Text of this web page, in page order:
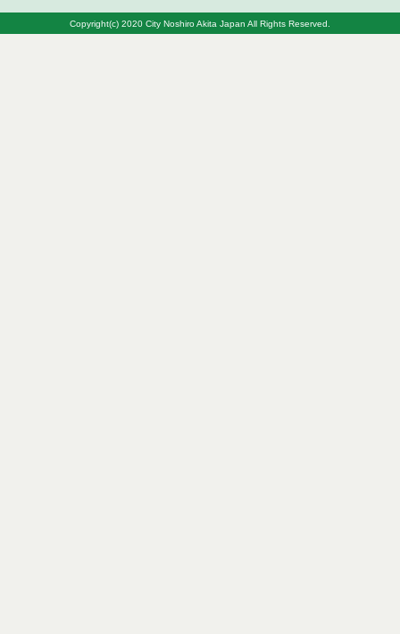
般競争入札）
Copyright(c) 2020 City Noshiro Akita Japan All Rights Reserved.